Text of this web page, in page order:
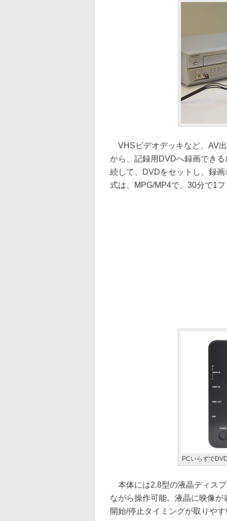
VHSビデオデッキなど、AV
から、記録用DVDへ録画でき
続して、DVDをセットし、録
式は、MPG/MP4で、30分で1
PCいらずで
本体には2.8型の液晶ディス
ながら操作可能。液晶に映像
開始/停止タイミングが取りや